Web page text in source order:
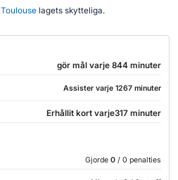
Toulouselagets skytteliga.
gör mål varje 844 minuter
Assister varje 1267 minuter
Erhållit kort varje317 minuter
Gjorde 0 / 0 penalties